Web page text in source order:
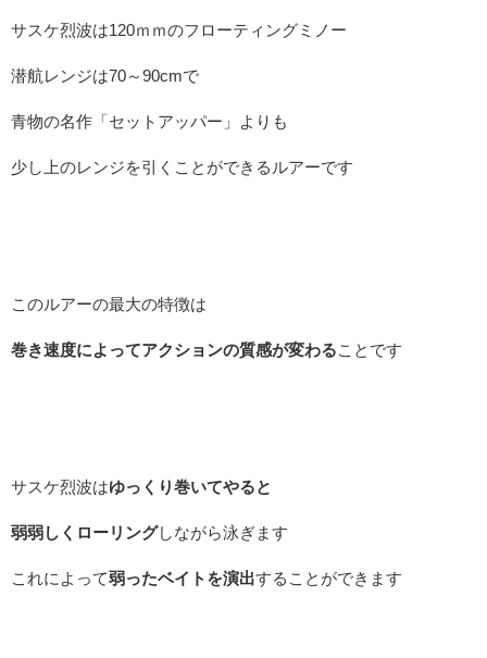
サスケ烈波は120ｍｍのフローティングミノー
潜航レンジは70～90cmで
青物の名作「セットアッパー」よりも
少し上のレンジを引くことができるルアーです
このルアーの最大の特徴は
巻き速度によってアクションの質感が変わることです
サスケ烈波はゆっくり巻いてやると
弱弱しくローリングしながら泳ぎます
これによって弱ったベイトを演出することができます